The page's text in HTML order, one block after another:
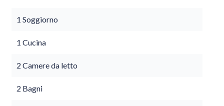
1 Soggiorno
1 Cucina
2 Camere da letto
2 Bagni